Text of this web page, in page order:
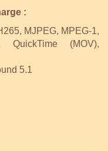
:
MJPEG, MPEG-1,
QuickTime (MOV),
5.1